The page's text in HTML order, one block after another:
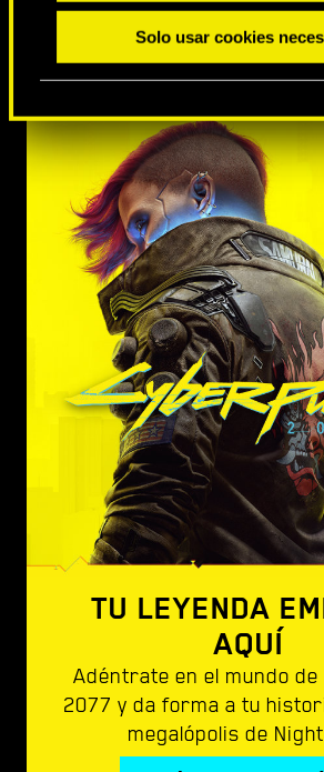
Solo usar cookies
TU LEYENDA
AQUÍ
Adéntrate en el mundo de
2077 y da forma a tu
megalópolis de